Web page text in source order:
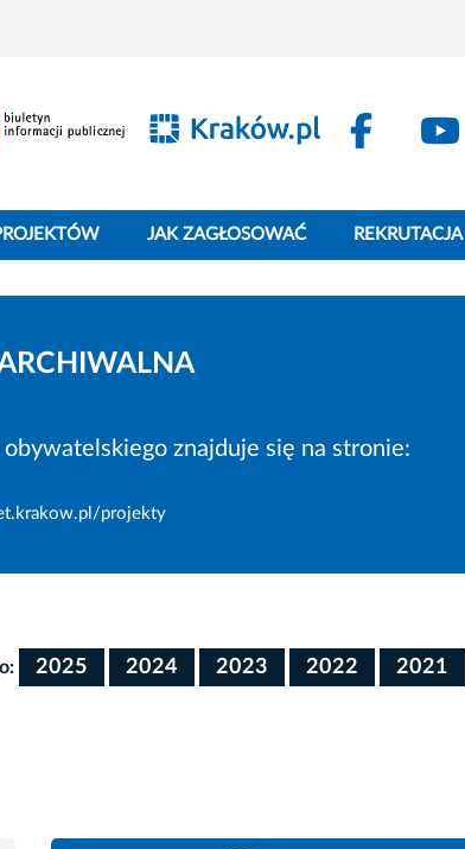
JAK ZAGŁOSOWAĆ REKRUTACJA
znajduje się na stronie:
projekty
2025 2024 2023 2022 2021